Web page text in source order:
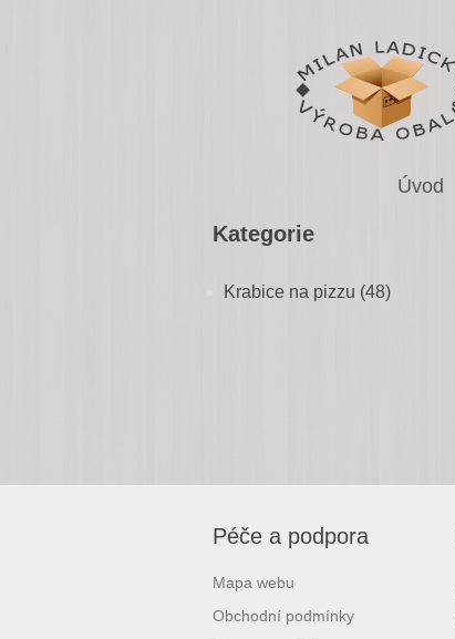
Úvod
Kategorie
Krabice na pizzu (48)
Péče a podpora
Mapa webu
Obchodní podmínky